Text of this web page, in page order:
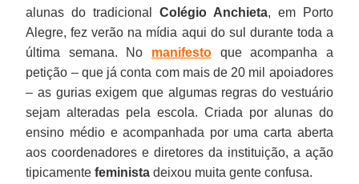
alunas do tradicional Colégio Anchieta, em Porto
Alegre, fez verão na mídia aqui do sul durante toda a
última semana. No manifesto que acompanha a
petição – que já conta com mais de 20 mil apoiadores
– as gurias exigem que algumas regras do vestuário
sejam alteradas pela escola. Criada por alunas do
ensino médio e acompanhada por uma carta aberta
aos coordenadores e diretores da instituição, a ação
tipicamentefeminista deixou muita gente confusa.